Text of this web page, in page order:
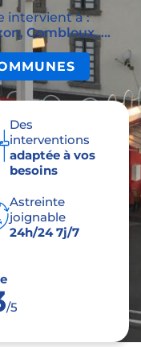
intervient à :
Combloux, ...
Des
interventions
adaptée à vos
besoins
Astreinte
joignable
24h/24 7j/7
/5